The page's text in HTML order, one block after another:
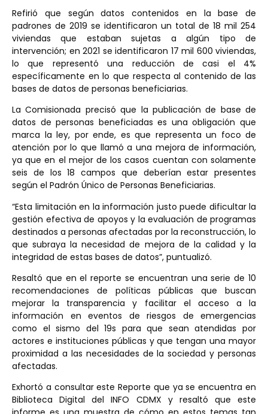
Refirió que según datos contenidos en la base de
padrones de 2019 se identificaron un total de 18 mil 254
viviendas que estaban sujetas a algún tipo de
intervención; en 2021 se identificaron 17 mil 600 viviendas,
lo que representó una reducción de casi el 4%
específicamente en lo que respecta al contenido de las
bases de datos de personas beneficiarias.
La Comisionada precisó que la publicación de base de
datos de personas beneficiadas es una obligación que
marca la ley, por ende, es que representa un foco de
atención por lo que llamó a una mejora de información,
ya que en el mejor de los casos cuentan con solamente
seis de los 18 campos que deberían estar presentes
según el Padrón Único de Personas Beneficiarias.
“Esta limitación en la información justo puede dificultar la
gestión efectiva de apoyos y la evaluación de programas
destinados a personas afectadas por la reconstrucción, lo
que subraya la necesidad de mejora de la calidad y la
integridad de estas bases de datos”, puntualizó.
Resaltó que en el reporte se encuentran una serie de 10
recomendaciones de políticas públicas que buscan
mejorar la transparencia y facilitar el acceso a la
información en eventos de riesgos de emergencias
como el sismo del 19s para que sean atendidas por
actores e instituciones públicas y que tengan una mayor
proximidad a las necesidades de la sociedad y personas
afectadas.
Exhortó a consultar este Reporte que ya se encuentra en
Biblioteca Digital del INFO CDMX y resaltó que este